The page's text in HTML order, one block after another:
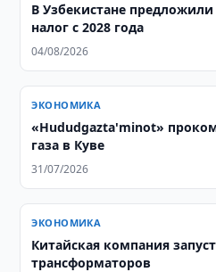
В Узбекистане
налог с 2028 года
04/08/2026
ЭКОНОМИКА
«Hududgazta'minot»
газа в Куве
31/07/2026
ЭКОНОМИКА
Китайская компания
трансформаторов